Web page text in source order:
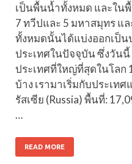
เป็นพื้นน้ำทั้งหมด และใน
7 ทวีปและ 5 มหาสมุทร แ
ทั้งหมดนั้นได้แบ่งออกเป็น
ประเทศในปัจจุบัน ซึ่งวัน
ประเทศที่ใหญ่ที่สุดในโล
บ้าง เรามาเริ่มกับประเท
รัสเซีย (Russia) พื้นที่:
…
READ MORE